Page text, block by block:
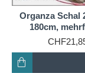
Garderobe
Platz verdient
sondern auch
repräsentieren
Mode und
Organza Schal
180cm,